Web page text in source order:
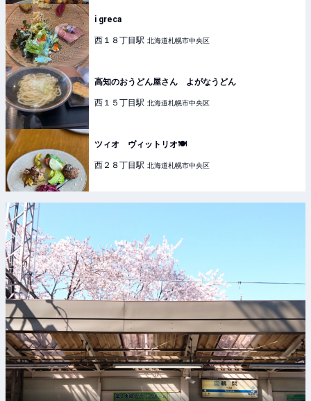
i greca
西１８丁目駅 北海道札幌市中央区
高知のおうどん屋さん よがなうどん
西１５丁目駅 北海道札幌市中央区
ツィオ ヴィットリオ🍽️
西２８丁目駅 北海道札幌市中央区